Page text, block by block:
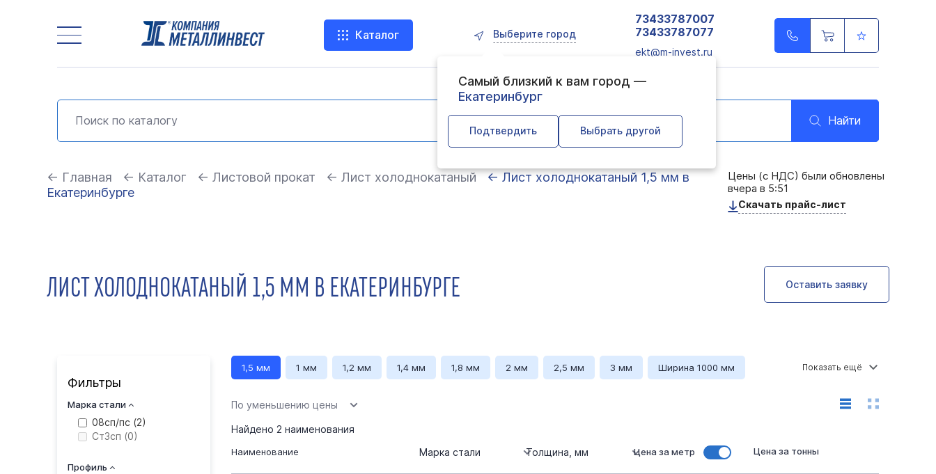
Каталог Выберите город
Самый близкий к вам город —
Екатеринбург
Подтвердить Выбрать другой
73433787007
73433787077
ekt@m-invest.ru
Найти
← Главная ← Каталог ← Листовой прокат ← Лист холоднокатаный
← Лист холоднокатаный 1,5 мм в
Екатеринбурге
Цены (с НДС) были обновлены
вчера в 5:51
Скачать прайс-лист
ЛИСТ ХОЛОДНОКАТАНЫЙ 1,5 ММ В ЕКАТЕРИНБУРГЕ Оставить заявку
Фильтры
Марка стали
08сп/пс (2)
Ст3сп (0)
Профиль
1,5 мм 1 мм 1,2 мм 1,4 мм 1,8 мм 2 мм 2,5 мм 3 мм Ширина 1000 мм
По уменьшению цены
Найдено 2 наименования
Наименование Марка стали Толщина, мм Цена за метр Цена за тонны